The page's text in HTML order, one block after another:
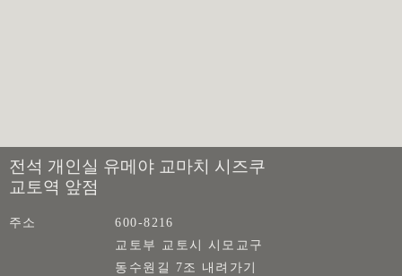
전석 개인실 유메야 교마치 시즈쿠
교토역 앞점
주소
600-8216
교토부 교토시 시모교구
동수원길 7조 내려가기